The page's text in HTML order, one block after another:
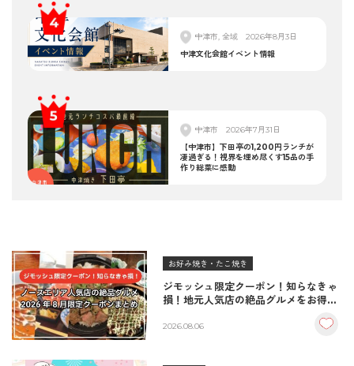
中津市, 全域
2026年8月3日
中津文化会館イベント情報
中津市
2026年7月31日
【中津市】下田亭の1,200円ランチが
凄過ぎる！視界を埋め尽くす15品の手
作り総菜に感動
お好み焼き・たこ焼き
ジモッシュ限定クーポン！知らなきゃ
損！地元人気店の絶品グルメをお得に
2026.08.06